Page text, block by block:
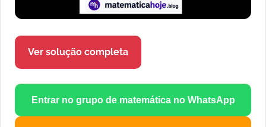
Ver solução completa
Entrar no grupo de matemática no WhatsApp